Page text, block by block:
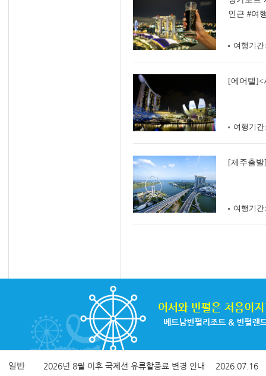
인근 #여
여행기간:
[에어텔]<
여행기간:
[제주출
여행기간:
일반 2026년 8월 이후 국제선 유류할증료 변경 안내 2026.07.16